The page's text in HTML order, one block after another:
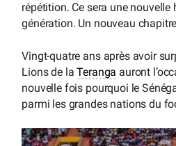
répétition. Ce sera une nouvelle
génération. Un nouveau
Vingt-quatre ans après avoir
Lions de laTeranga auront
nouvelle fois pourquoi le
parmi les grandes nations du